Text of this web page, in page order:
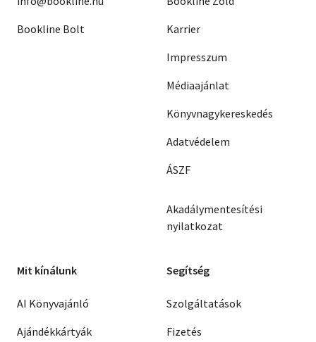
Bookline Bolt
Karrier
Impresszum
Médiaajánlat
Könyvnagykereskedés
Adatvédelem
ÁSZF
Akadálymentesítési
nyilatkozat
Mit kínálunk
AI Könyvajánló
Ajándékkártyák
Segítség
Szolgáltatások
Fizetés